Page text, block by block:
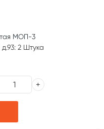
МОП-3
2 Штука